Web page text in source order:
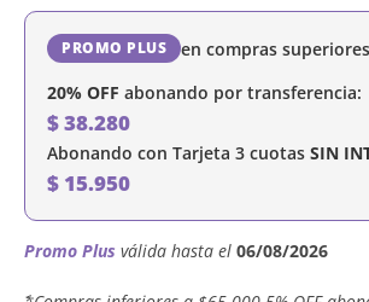
PROMO PLUS en compras
20% OFF abonando por transferencia:
$38.280
Abonando con Tarjeta 3 cuotas SIN
$ 15.950
Promo Plus válida hasta el 06/08/2026